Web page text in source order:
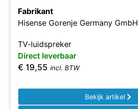
Fabrikant
Hisense Gorenje Germany GmbH
TV-luidspreker
Direct leverbaar
€ 19,55 incl. BTW
Bekijk artikel